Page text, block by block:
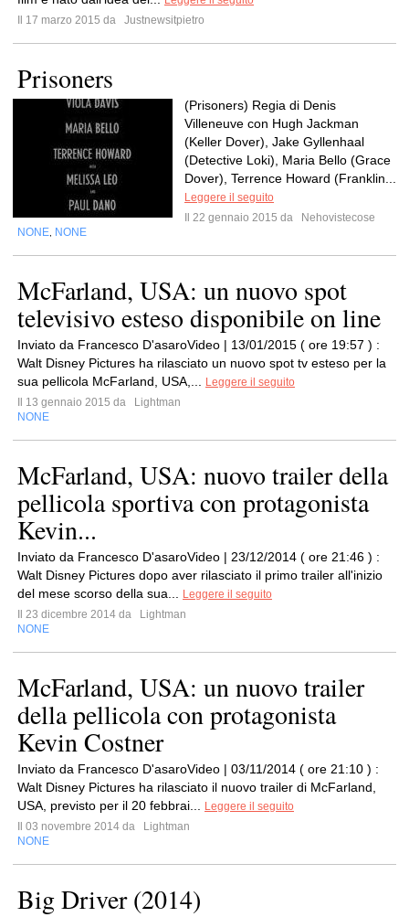
Il 17 marzo 2015 da
Justnewsitpietro
Prisoners
(Prisoners) Regia di Denis
Villeneuve con Hugh Jackman
(Keller Dover), Jake Gyllenhaal
(Detective Loki), Maria Bello (Grace
Dover), Terrence Howard (Franklin...
Leggere il seguito
Il 22 gennaio 2015 da
Nehovistecose
NONE NONE
McFarland, USA: un nuovo spot
televisivo esteso disponibile on line
Inviato da Francesco D'asaroVideo | 13/01/2015 ( ore 19:57 ) :
Walt Disney Pictures ha rilasciato un nuovo spot tv esteso per la
sua pellicola McFarland, USA,...
Leggere il seguito
Il 13 gennaio 2015 da
Lightman
NONE
McFarland, USA: nuovo trailer della
pellicola sportiva con protagonista
Kevin...
Inviato da Francesco D'asaroVideo | 23/12/2014 ( ore 21:46 ) :
Walt Disney Pictures dopo aver rilasciato il primo trailer all'inizio
del mese scorso della sua...
Leggere il seguito
Il 23 dicembre 2014 da
Lightman
NONE
McFarland, USA: un nuovo trailer
della pellicola con protagonista
Kevin Costner
Inviato da Francesco D'asaroVideo | 03/11/2014 ( ore 21:10 ) :
Walt Disney Pictures ha rilasciato il nuovo trailer di McFarland,
USA, previsto per il 20 febbrai...
Leggere il seguito
Il 03 novembre 2014 da
Lightman
NONE
Big Driver (2014)